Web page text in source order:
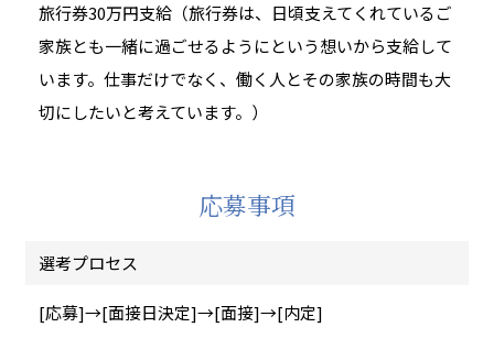
旅行券30万円支給（旅行券は、日頃支えてくれているご
家族とも一緒に過ごせるようにという想いから支給して
います。仕事だけでなく、働く人とその家族の時間も大
切にしたいと考えています。）
応募事項
選考プロセス
[応募]→[面接日決定]→[面接]→[内定]